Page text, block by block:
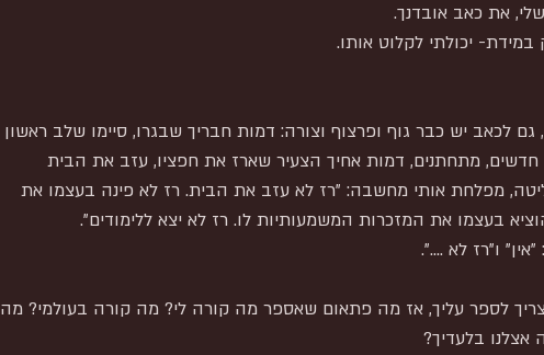
את כאב אובדנך.
יכולתי לקלוט אותו.
לכאב יש כבר גוף ופרצוף וצורה: דמות חבריך שבגרו, סיימו שלב ראשון
חדשים, מתחתנים, דמות אחיך הצעיר שארז את חפציו, עזב את הבית
מפלחת אותי מחשבה: "רז לא עזב את הבית. רז לא פינה בעצמו את
בעצמו את המזכרות המשמעותיות לו. רז לא יצא ללימודים".
ו"רז לא ....".
לספר עליך, אז מה פתאום שאספר מה קורה לי? מה קורה בעולמי? מה
בלעדיך?